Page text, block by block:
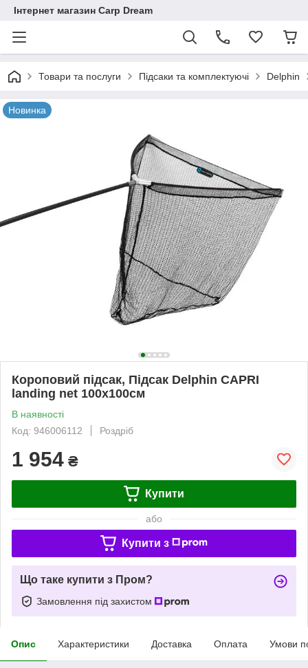
Інтернет магазин Carp Dream
Товари та послуги Підсаки та комплектуючі Delphin
Новинка
Короповий підсак, Підсак Delphin CAPRI
landing net 100x100см
В наявності
Код: 946006112
Роздріб
1 954 ₴
Купити
або
Купити з
Що таке купити з Пром?
Замовлення під захистом
Опис Характеристики Доставка Оплата Умови